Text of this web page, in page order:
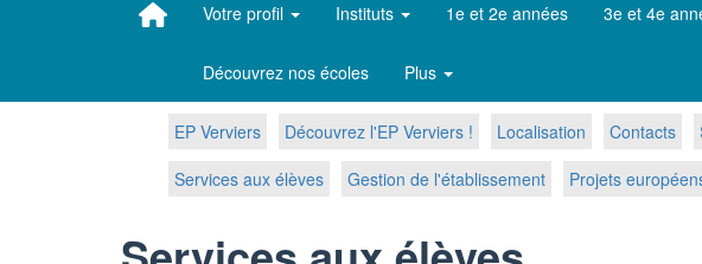
Votre profil Instituts 1e et 2e années 3e et 4e
Découvrez nos écoles Plus
EP Verviers Découvrez l'EP Verviers ! Localisation Contacts
Services aux élèves
Gestion de l'établissement Projets